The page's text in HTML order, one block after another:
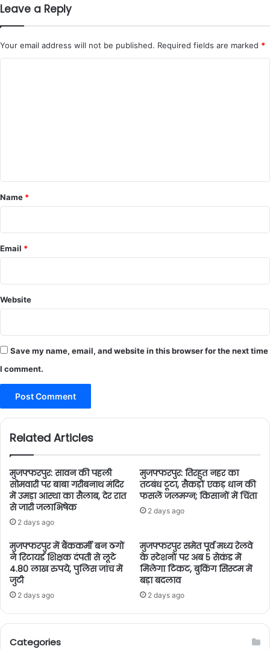
Leave a Reply
Your email address will not be published. Required fields are marked *
*
Name *
Email *
Website
Save my name, email, and website in this browser for the next time
I comment.
Related Articles
मुजफ्फरपुर: सावन की पहली
सोमवारी पर बाबा गरीबनाथ मंदिर
में उमड़ा आस्था का सैलाब, देर रात
से जारी जलाभिषेक
2 days ago
मुजफ्फरपुर: तिरहुत नहर का
तटबंध टूटा, सैकड़ों एकड़ धान की
फसलें जलमग्न; किसानों में चिंता
2 days ago
मुजफ्फरपुर में बैंककर्मी बन ठगों
ने रिटायर्ड शिक्षक दंपती से लूटे
4.80 लाख रुपये, पुलिस जांच में
जुटी
2 days ago
मुजफ्फरपुर समेत पूर्व मध्य रेलवे
के स्टेशनों पर अब 5 सेकंड में
मिलेगा टिकट, बुकिंग सिस्टम में
बड़ा बदलाव
2 days ago
Categories